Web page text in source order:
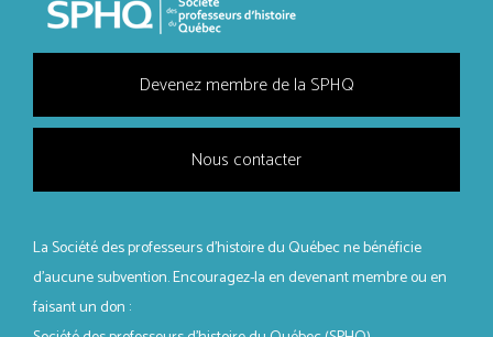
Devenez membre de la SPHQ
Nous contacter
La Société des professeurs d'histoire du Québec ne bénéficie
d’aucune subvention. Encouragez-la en devenant membre ou en
faisant un don :